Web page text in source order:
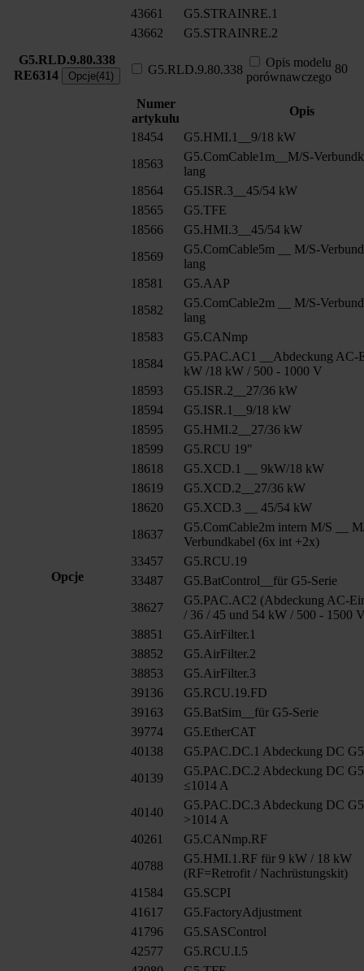
43661
G5.STRAINRE.1
43662
G5.STRAINRE.2
G5.RLD.9.80.338
RE6314
Opcje(41) G5.RLD.9.80.338
Opis modelu
porównawczego
80
Opcje
Numer
artykułu
Opis
18454
G5.HMI.1__9/18 kW
18563
G5.ComCable1m__M/S-
lang
18564
G5.ISR.3__45/54 kW
18565
G5.TFE
18566
G5.HMI.3__45/54 kW
18569
G5.ComCable5m __ M/S-
lang
18581
G5.AAP
18582
G5.ComCable2m __ M/S-
lang
18583
G5.CANmp
18584
G5.PAC.AC1 __Abdeckung AC-
kW /18 kW / 500 - 1000 V
18593
G5.ISR.2__27/36 kW
18594
G5.ISR.1__9/18 kW
18595
G5.HMI.2__27/36 kW
18599
G5.RCU 19"
18618
G5.XCD.1 __ 9kW/18 kW
18619
G5.XCD.2__27/36 kW
18620
G5.XCD.3 __ 45/54 kW
18637
G5.ComCable2m intern M/S __
Verbundkabel (6x int +2x)
33457
G5.RCU.19
33487
G5.BatControl__für G5-Serie
38627
G5.PAC.AC2 (Abdeckung AC-
/ 36 / 45 und 54 kW / 500 - 1500
38851
G5.AirFilter.1
38852
G5.AirFilter.2
38853
G5.AirFilter.3
39136
G5.RCU.19.FD
39163
G5.BatSim__für G5-Serie
39774
G5.EtherCAT
40138
G5.PAC.DC.1 Abdeckung DC
40139
G5.PAC.DC.2 Abdeckung DC
≤1014 A
40140
G5.PAC.DC.3 Abdeckung DC
>1014 A
40261
G5.CANmp.RF
40788
G5.HMI.1.RF für 9 kW / 18 kW
(RF=Retrofit / Nachrüstungskit)
41584
G5.SCPI
41617
G5.FactoryAdjustment
41796
G5.SASControl
42577
G5.RCU.I.5